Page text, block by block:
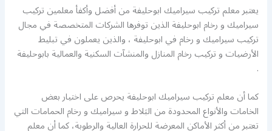
يعتبر معلم تركيب سيراميك ابوحليفة من أفضل وأكفأ معلمين تركيب
سيراميك و رخام ابوحليفة الذين توفرها الشركات المتخصصة في مجال
تركيب سيراميك و رخام في ابوحليفة ، والذين يعملون في تبليط
الأرضيات و تركيب رخام المنازل والمنشآت السكنية والعمالية بابوحليفة
.
كما أن معلم تركيب سيراميك ابوحليفة يحرص على اختيار بعض
الخامات والأنواع المحدودة من البَلاط و سيراميك و رخام الحمامات التي
تعتبر من أكثر الأماكن المعرضة للحرارة العالية والرطوبة، كما أن معلم